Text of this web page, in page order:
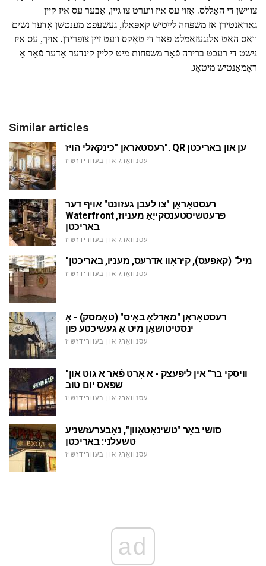
צווישן די האַללס. אַזוי עס איז ווערט צו גיין, אָבער עס איז קיין
גאַראַנטירן אַז משפּחה לייַטיש קאַפּאַלז, געשעפט מענטשן אָדער נשים
וואס האט אלנגעזאמלט פֿאַר די טאָקס וועט זיין צופֿרידן. אויך, עס איז
נישט די רעכט ברירה פֿאַר משפּחות מיט קליין קינדער אָדער פֿאַר אַ
ראָמאַנטיש מיטאָג.
Similar articles
רעסטאָראַן "כינקאַלי הויז". QR ען און באריכטן
עסנוואַרג און בעוורידזשיז
רעסטאָראַן "צו לעבן געזונט" אויף דער
Waterfront פּרעטשיסטענסקייַאַ מעניוז,
באריכטן
עסנוואַרג און בעוורידזשיז
"מיל" (קאַפעס), קיראָוו אַדרעס, מעניו, באריכטן
עסנוואַרג און בעוורידזשיז
רעסטאָראַן "מאַרלאַ באָיס" (טאָמסק) - אַ
ינסטיטושאַן מיט אַ געשיכטע פון
עסנוואַרג און בעוורידזשיז
"וויסקי בר" אין ליפּעצק - אַ אָרט פֿאַר אַ גוט און
שפּאַס יום טוּב
עסנוואַרג און בעוורידזשיז
סושי באַר "טשינאַטאָוון", נאַבערעזשניע
טשעלני: באריכטן
עסנוואַרג און בעוורידזשיז
ad